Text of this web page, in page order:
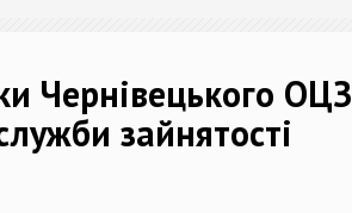
Чернівецького ОЦЗ
зайнятості